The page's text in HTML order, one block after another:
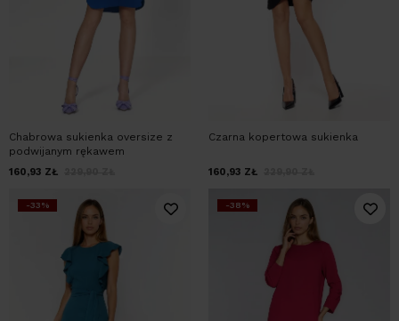
Chabrowa sukienka oversize z
podwijanym rękawem
160,93 ZŁ
Czarna kopertowa sukienka
160,93 ZŁ
-33% -38%